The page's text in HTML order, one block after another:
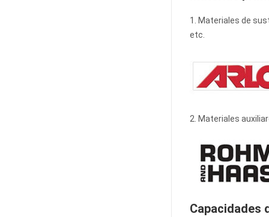
1. Materiales de
etc.
2. Materiales
Capacidades